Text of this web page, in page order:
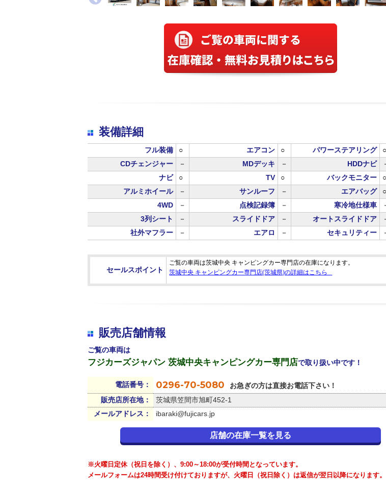
装備詳細
フル装備 ○ エアコン ○ パワーステアリング ○
CDチェンジャー
－ MDデッキ － HDDナビ
ナビ
○ TV ○ バックモニター ○
アルミホイール
－ サンルーフ － エアバッグ ○
4WD
－ 点検記録簿 － 寒冷地仕様車
3列シート
－ スライドドア － オートスライドドア
社外マフラー
－ エアロ － セキュリティー
セールスポイント
ご覧の車両は茨城中央 キャンピングカー専門店の在庫になります。
茨城中央 キャンピングカー専門店(茨城県)の詳細はこちら
販売店舗情報
ご覧の車両は
フジカーズジャパン 茨城中央キャンピングカー専門店で取り扱い中です！
電話番号： 0296-70-5080
お急ぎの方は直接お電話下さい！
販売店所在地：
茨城県笠間市旭町452-1
メールアドレス：
ibaraki@fujicars.jp
店舗の在庫一覧を見る
※火曜日定休（祝日を除く）、9:00～18:00が受付時間となっています。
メールフォームは24時間受け付けておりますが、火曜日（祝日除く）は返信が翌日以降になります。